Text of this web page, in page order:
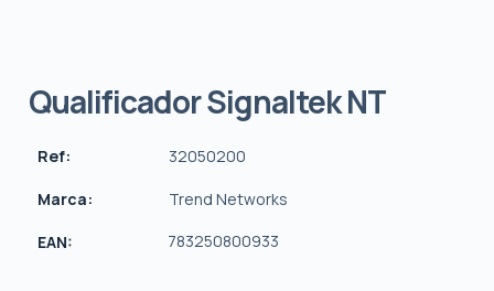
Qualificador Signaltek NT
Ref: 32050200
Marca: Trend Networks
EAN: 783250800933